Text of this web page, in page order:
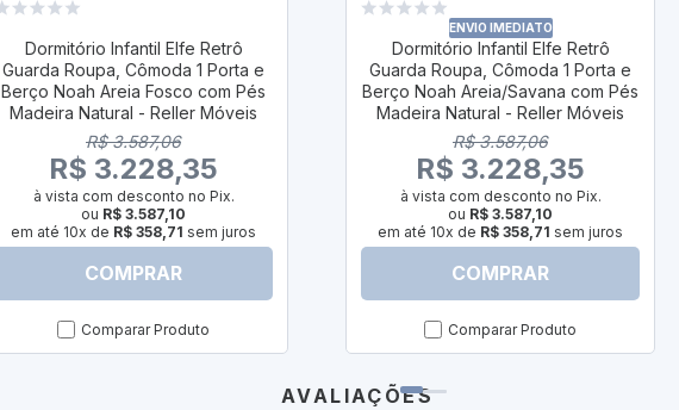
Dormitório Infantil Elfe Retrô
Guarda Roupa, Cômoda 1 Porta e
Berço Noah Areia Fosco com Pés
Madeira Natural - Reller Móveis
R$ 3.587,06
R$ 3.228,35
à vista com desconto no Pix.
ou R$ 3.587,10
em até 10x de R$ 358,71 sem juros
COMPRAR
Comparar Produto
ENVIO IMEDIATO
Dormitório Infantil Elfe Retrô
Guarda Roupa, Cômoda 1 Porta e
Berço Noah Areia/Savana com Pés
Madeira Natural - Reller Móveis
R$ 3.587,06
R$ 3.228,35
à vista com desconto no Pix.
ou R$ 3.587,10
em até 10x de R$ 358,71 sem juros
COMPRAR
Comparar Produto
AVALIAÇÕES